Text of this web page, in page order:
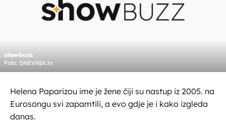
showbuzz
Foto: DNEVNIK.hr
Helena Paparizou ime je žene čiji su nastup iz 2005. na
Eurosongu svi zapamtili, a evo gdje je i kako izgleda
danas.